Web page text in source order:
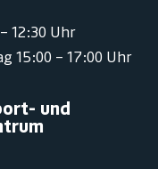
12:30 Uhr
15:00 – 17:00 Uhr
und